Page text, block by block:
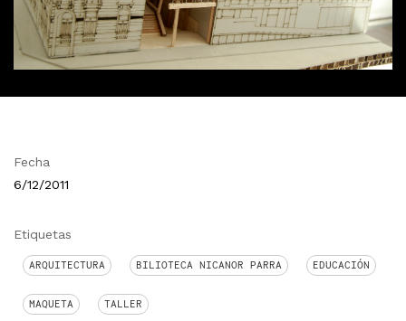
Fecha
6/12/2011
Etiquetas
ARQUITECTURA BILIOTECA NICANOR PARRA EDUCACIÓN
MAQUETA TALLER